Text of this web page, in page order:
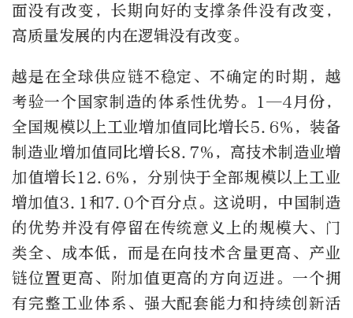
面没有改变，长期向好的支撑条件没有改变，
高质量发展的内在逻辑没有改变。
越是在全球供应链不稳定、不确定的时期，越
考验一个国家制造的体系性优势。1—4月份，
全国规模以上工业增加值同比增长5.6%，装备
制造业增加值同比增长8.7%，高技术制造业增
加值增长12.6%，分别快于全部规模以上工业
增加值3.1和7.0个百分点。这说明，中国制造
的优势并没有停留在传统意义上的规模大、门
类全、成本低，而是在向技术含量更高、产业
链位置更高、附加值更高的方向迈进。一个拥
有完整工业体系、强大配套能力和持续创新活